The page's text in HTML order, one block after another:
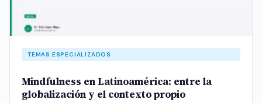
TEMAS ESPECIALIZADOS
Mindfulness en Latinoamérica: entre la
globalización y el contexto propio